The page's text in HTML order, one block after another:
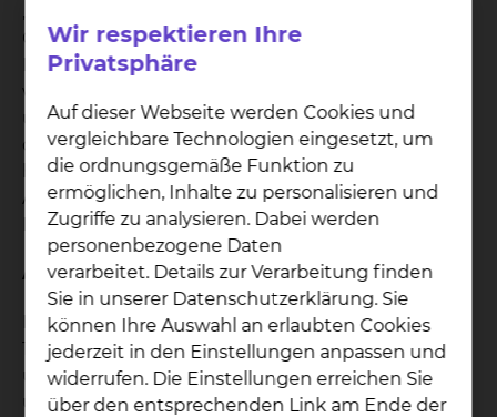
„Volunteer Service“, die Evangelische und
Ökumenische Krankenhaus-Hilfe in
Deutschland.Die pinkfarbenen Kittel aus den USA
wurden bei uns in meist grüne Kleidung
umgewandelt. Daher auch der typische Ausdruck,
der „grünen Damen und Herren“.Bundesweit sind
heute sowohl in Krankenhäusern als auch in
Altenheimen über 11.000 Grüne Damen und
Herren ehrenamtlich tätig.
Am Klinikum Braunschweig
Bei uns am Klinikum gibt es seit dem 11. Oktober
1999 in der Salzdahlumer Straße den Lotsendienst
und die Betreuung in der Anästhesie seit 2007
und in der Notaufnahme seit 2008.Den
Wir respektieren Ihre
Privatsphäre
Auf dieser Webseite werden Cookies und
vergleichbare Technologien eingesetzt, um
die ordnungsgemäße Funktion zu
ermöglichen, Inhalte zu personalisieren und
Zugriffe zu analysieren. Dabei werden
personenbezogene Daten
verarbeitet. Details zur Verarbeitung finden
Sie in unserer Datenschutzerklärung. Sie
können Ihre Auswahl an erlaubten Cookies
jederzeit in den Einstellungen anpassen und
widerrufen. Die Einstellungen erreichen Sie
über den entsprechenden Link am Ende der